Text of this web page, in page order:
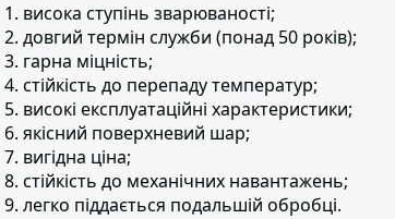
висока ступінь зварюваності;
довгий термін служби (понад 50 років);
гарна міцність;
стійкість до перепаду температур;
високі експлуатаційні характеристики;
якісний поверхневий шар;
вигідна ціна;
стійкість до механічних навантажень;
легко піддається подальшій обробці.